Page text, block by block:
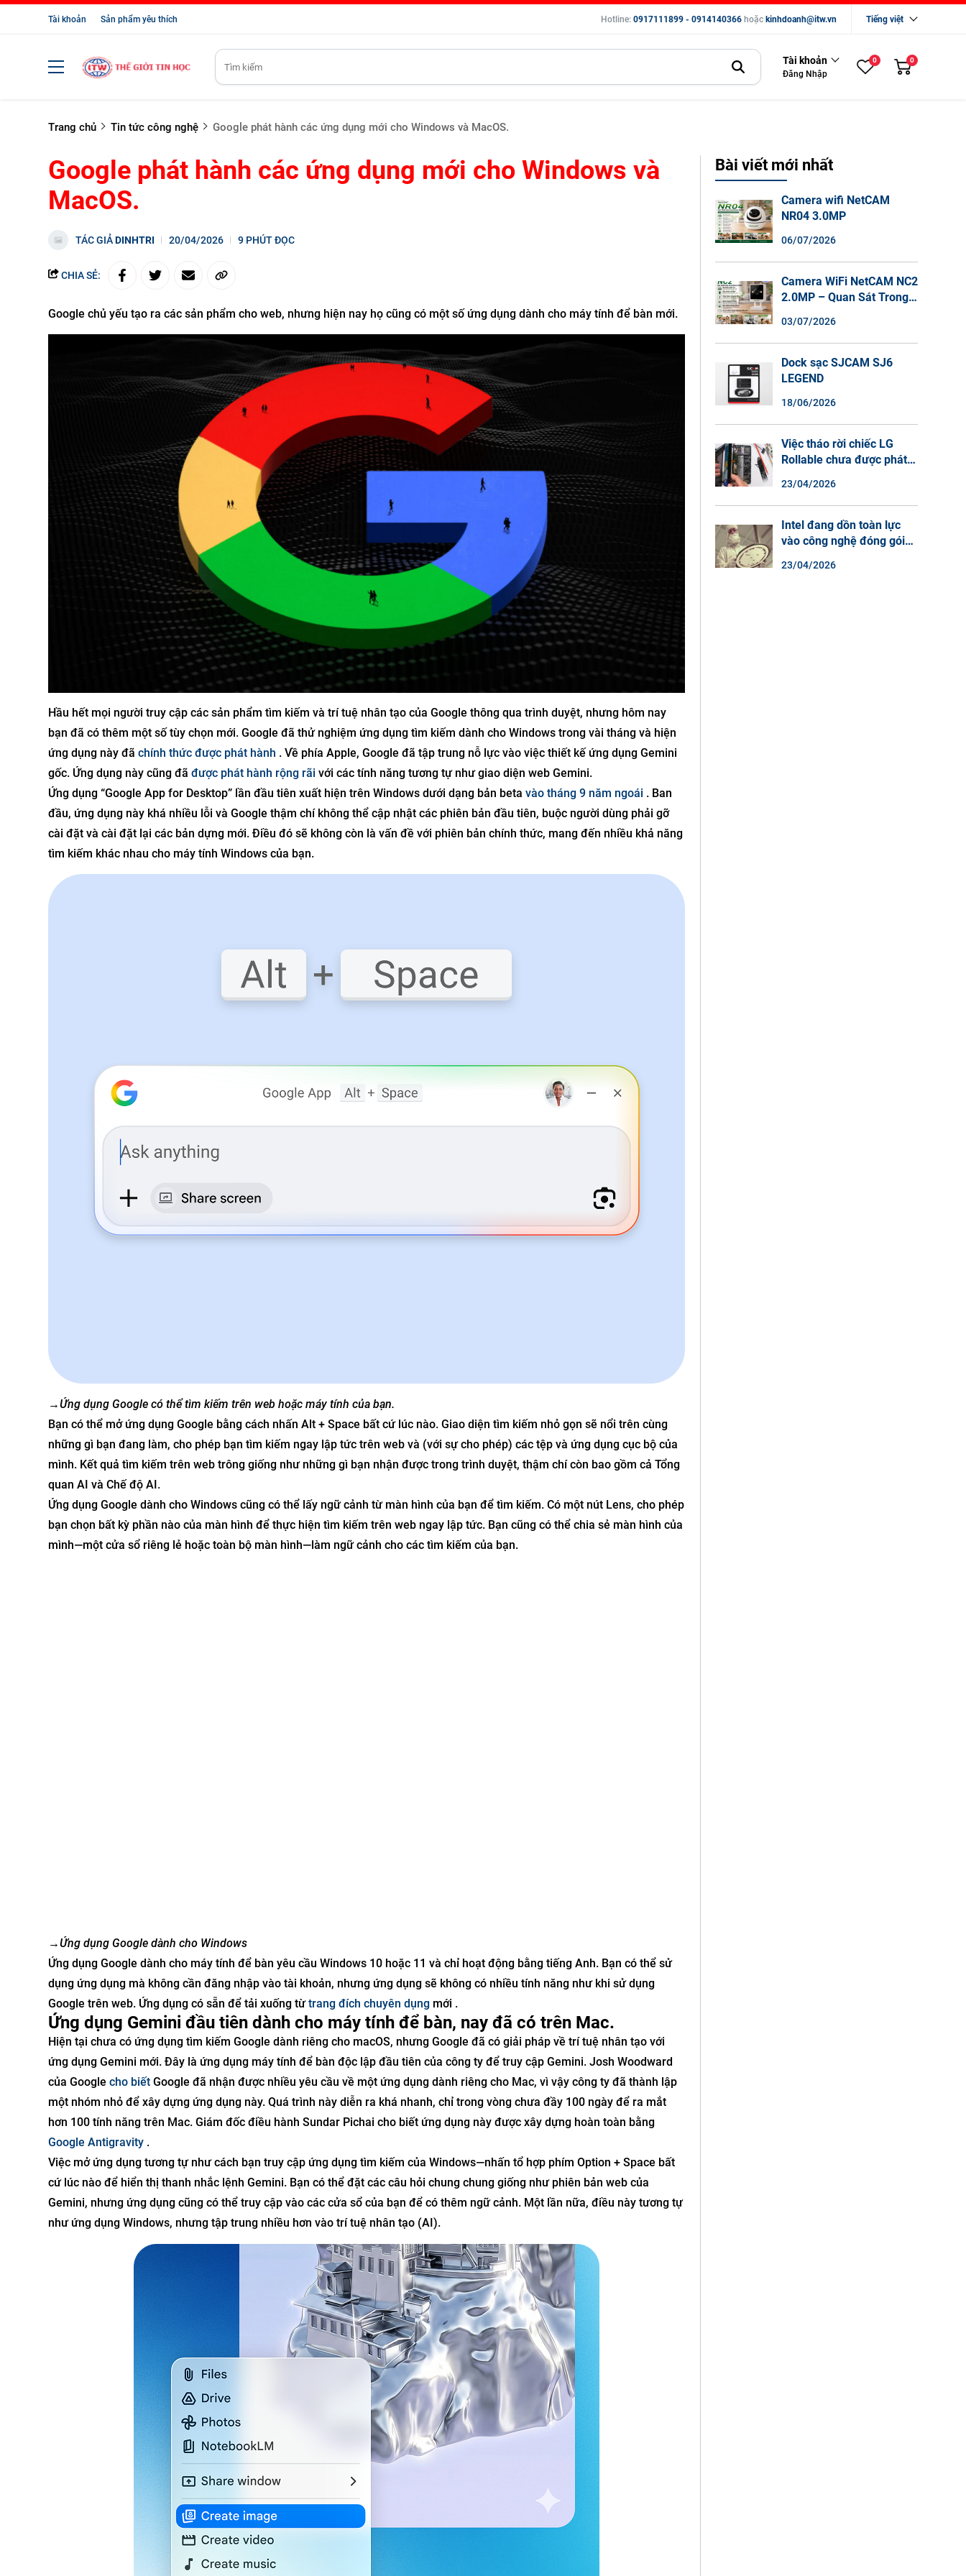
Tài khoản Sản phẩm yêu thích Hotline: 0917111899 - 0914140366 hoặc kinhdoanh@itw.vn Tiếng việt
Tài khoản
Đăng Nhập
0 0
Trang chủ Tin tức công nghệ Google phát hành các ứng dụng mới cho Windows và MacOS.
Google phát hành các ứng dụng mới cho Windows và
MacOS.
TÁC GIẢDINHTRI 20/04/2026 9 PHÚT ĐỌC
CHIA SẺ:
Google chủ yếu tạo ra các sản phẩm cho web, nhưng hiện nay họ cũng có một số ứng dụng dành cho máy tính để bàn mới.
Hầu hết mọi người truy cập các sản phẩm tìm kiếm và trí tuệ nhân tạo của Google thông qua trình duyệt, nhưng hôm nay
bạn đã có thêm một số tùy chọn mới. Google đã thử nghiệm ứng dụng tìm kiếm dành cho Windows trong vài tháng và hiện
ứng dụng này đã chính thức được phát hành . Về phía Apple, Google đã tập trung nỗ lực vào việc thiết kế ứng dụng Gemini
gốc. Ứng dụng này cũng đã được phát hành rộng rãi với các tính năng tương tự như giao diện web Gemini.
Ứng dụng “Google App for Desktop” lần đầu tiên xuất hiện trên Windows dưới dạng bản beta vào tháng 9 năm ngoái . Ban
đầu, ứng dụng này khá nhiều lỗi và Google thậm chí không thể cập nhật các phiên bản đầu tiên, buộc người dùng phải gỡ
cài đặt và cài đặt lại các bản dựng mới. Điều đó sẽ không còn là vấn đề với phiên bản chính thức, mang đến nhiều khả năng
tìm kiếm khác nhau cho máy tính Windows của bạn.
→Ứng dụng Google có thể tìm kiếm trên web hoặc máy tính của bạn.
Bạn có thể mở ứng dụng Google bằng cách nhấn Alt + Space bất cứ lúc nào. Giao diện tìm kiếm nhỏ gọn sẽ nổi trên cùng
những gì bạn đang làm, cho phép bạn tìm kiếm ngay lập tức trên web và (với sự cho phép) các tệp và ứng dụng cục bộ của
mình. Kết quả tìm kiếm trên web trông giống như những gì bạn nhận được trong trình duyệt, thậm chí còn bao gồm cả Tổng
quan AI và Chế độ AI.
Ứng dụng Google dành cho Windows cũng có thể lấy ngữ cảnh từ màn hình của bạn để tìm kiếm. Có một nút Lens, cho phép
bạn chọn bất kỳ phần nào của màn hình để thực hiện tìm kiếm trên web ngay lập tức. Bạn cũng có thể chia sẻ màn hình của
mình—một cửa sổ riêng lẻ hoặc toàn bộ màn hình—làm ngữ cảnh cho các tìm kiếm của bạn.
→Ứng dụng Google dành cho Windows
Ứng dụng Google dành cho máy tính để bàn yêu cầu Windows 10 hoặc 11 và chỉ hoạt động bằng tiếng Anh. Bạn có thể sử
dụng ứng dụng mà không cần đăng nhập vào tài khoản, nhưng ứng dụng sẽ không có nhiều tính năng như khi sử dụng
Google trên web. Ứng dụng có sẵn để tải xuống từtrang đích chuyên dụng mới .
Ứng dụng Gemini đầu tiên dành cho máy tính để bàn, nay đã có trên Mac.
Hiện tại chưa có ứng dụng tìm kiếm Google dành riêng cho macOS, nhưng Google đã có giải pháp về trí tuệ nhân tạo với
ứng dụng Gemini mới. Đây là ứng dụng máy tính để bàn độc lập đầu tiên của công ty để truy cập Gemini. Josh Woodward
của Google cho biết Google đã nhận được nhiều yêu cầu về một ứng dụng dành riêng cho Mac, vì vậy công ty đã thành lập
một nhóm nhỏ để xây dựng ứng dụng này. Quá trình này diễn ra khá nhanh, chỉ trong vòng chưa đầy 100 ngày để ra mắt
hơn 100 tính năng trên Mac. Giám đốc điều hành Sundar Pichai cho biết ứng dụng này được xây dựng hoàn toàn bằng
Google Antigravity .
Việc mở ứng dụng tương tự như cách bạn truy cập ứng dụng tìm kiếm của Windows—nhấn tổ hợp phím Option + Space bất
cứ lúc nào để hiển thị thanh nhắc lệnh Gemini. Bạn có thể đặt các câu hỏi chung chung giống như phiên bản web của
Gemini, nhưng ứng dụng cũng có thể truy cập vào các cửa sổ của bạn để có thêm ngữ cảnh. Một lần nữa, điều này tương tự
như ứng dụng Windows, nhưng tập trung nhiều hơn vào trí tuệ nhân tạo (AI).
Bài viết mới nhất
Camera wifi NetCAM
NR04 3.0MP
06/07/2026
Camera WiFi NetCAM NC2
2.0MP – Quan Sát Trong
Màu Ban Đêm, Đàm Thoại
2 Chiều
03/07/2026
Dock sạc SJCAM SJ6
LEGEND
18/06/2026
Việc tháo rời chiếc LG
Rollable chưa được phát
sao điện thoại màn hình
cuộn không phải là một xu
hướng.
23/04/2026
Intel đang dồn toàn lực
vào công nghệ đóng gói
23/04/2026